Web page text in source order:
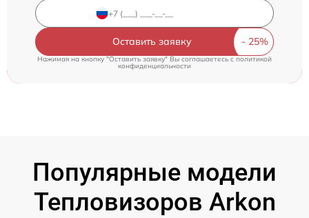
Оставить заявку
Нажимая на кнопку "Оставить заявку" Вы соглашаетесь c политикой
конфиденциальности
Популярные модели
Тепловизоров Arkon